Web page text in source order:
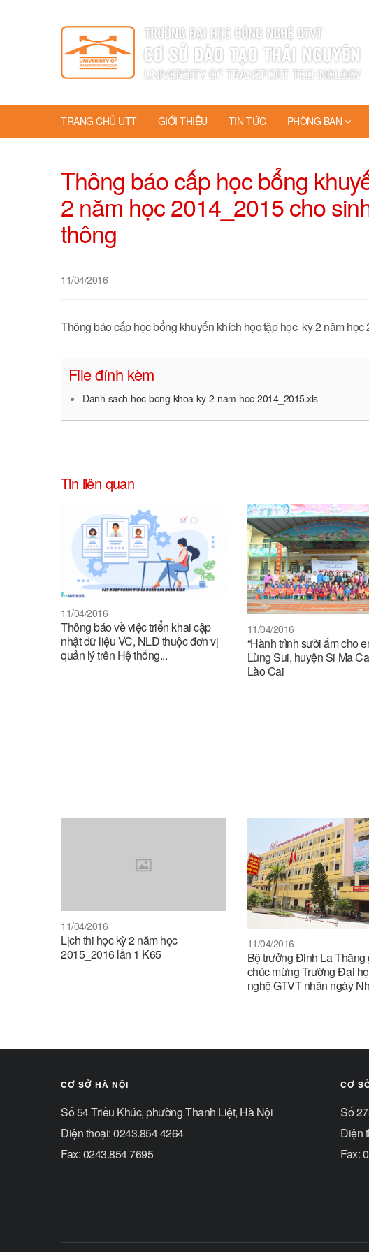
TRANG CHỦ UTT GIỚI THIỆU TIN TỨC PHÒNG BAN
Thông báo cấp học bổng
2 năm học 2014_2015 cho
thông
11/04/2016
Thông báo cấp học bổng khuyến khích học tập học kỳ 2 năm
File đính kèm
Danh-sach-hoc-bong-khoa-ky-2-nam-hoc-2014_2015.xls
Tin liên quan
11/04/2016
Thông báo về việc triển khai cập
nhật dữ liệu VC, NLĐ thuộc đơn vị
quản lý trên Hệ thống...
11/04/2016
“Hành trình sưởi ấm cho
Lùng Sui, huyện Si Ma
Lào Cai
11/04/2016
Lịch thi học kỳ 2 năm học
2015_2016 lần 1 K65
11/04/2016
Bộ trưởng Đinh La Thăng
chúc mừng Trường Đại
nghệ GTVT nhân ngày
CƠ SỞ HÀ NỘI
Số 54 Triều Khúc, phường Thanh Liệt, Hà Nội
Điện thoại: 0243.854 4264
Fax: 0243.854 7695
CƠ
Số
Điện
Fax: